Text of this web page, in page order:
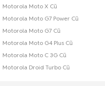
Motorola Moto X Cũ
Motorola Moto G7 Power Cũ
Motorola Moto G7 Cũ
Motorola Moto G4 Plus Cũ
Motorola Moto C 3G Cũ
Motorola Droid Turbo Cũ